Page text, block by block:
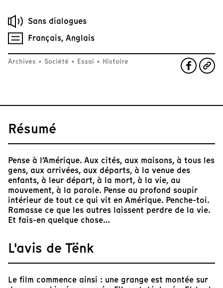
Sans dialogues
Français, Anglais
Archives • Société • Essai • Histoire
Résumé
Pense à l’Amérique. Aux cités, aux maisons, à tous les
gens, aux arrivées, aux départs, à la venue des
enfants, à leur départ, à la mort, à la vie, au
mouvement, à la parole. Pense au profond soupir
intérieur de tout ce qui vit en Amérique. Penche-toi.
Ramasse ce que les autres laissent perdre de la vie.
Et fais-en quelque chose…
L'avis de Tënk
Le film commence ainsi : une grange est montée sur